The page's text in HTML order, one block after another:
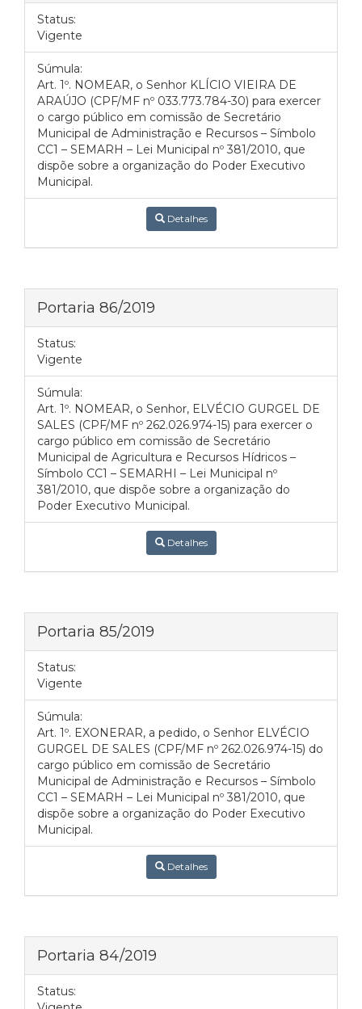
Status:
Vigente
Súmula:
Art. 1º. NOMEAR, o Senhor KLÍCIO VIEIRA DE
ARAÚJO (CPF/MF nº 033.773.784-30) para exercer
o cargo público em comissão de Secretário
Municipal de Administração e Recursos – Símbolo
CC1 – SEMARH – Lei Municipal nº 381/2010, que
dispõe sobre a organização do Poder Executivo
Municipal.
Detalhes
Portaria 86/2019
Status:
Vigente
Súmula:
Art. 1º. NOMEAR, o Senhor, ELVÉCIO GURGEL DE
SALES (CPF/MF nº 262.026.974-15) para exercer o
cargo público em comissão de Secretário
Municipal de Agricultura e Recursos Hídricos –
Símbolo CC1 – SEMARHI – Lei Municipal nº
381/2010, que dispõe sobre a organização do
Poder Executivo Municipal.
Detalhes
Portaria 85/2019
Status:
Vigente
Súmula:
Art. 1º. EXONERAR, a pedido, o Senhor ELVÉCIO
GURGEL DE SALES (CPF/MF nº 262.026.974-15) do
cargo público em comissão de Secretário
Municipal de Administração e Recursos – Símbolo
CC1 – SEMARH – Lei Municipal nº 381/2010, que
dispõe sobre a organização do Poder Executivo
Municipal.
Detalhes
Portaria 84/2019
Status: